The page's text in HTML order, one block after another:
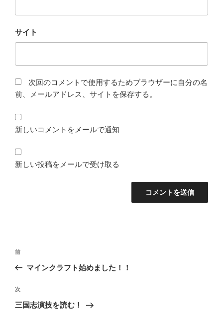
サイト
次回のコメントで使用するためブラウザーに自分の名
前、メールアドレス、サイトを保存する。
新しいコメントをメールで通知
新しい投稿をメールで受け取る
投
ビ
ゲ
前
の
稿
前
マインクラフト始めました！！
次
の
次
三国志演技を読む！